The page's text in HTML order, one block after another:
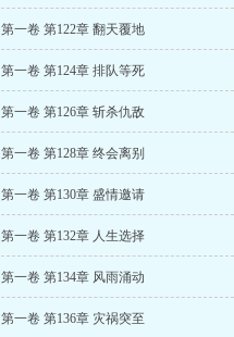
第一卷 第122章 翻天覆地
第一卷 第124章 排队等死
第一卷 第126章 斩杀仇敌
第一卷 第128章 终会离别
第一卷 第130章 盛情邀请
第一卷 第132章 人生选择
第一卷 第134章 风雨涌动
第一卷 第136章 灾祸突至